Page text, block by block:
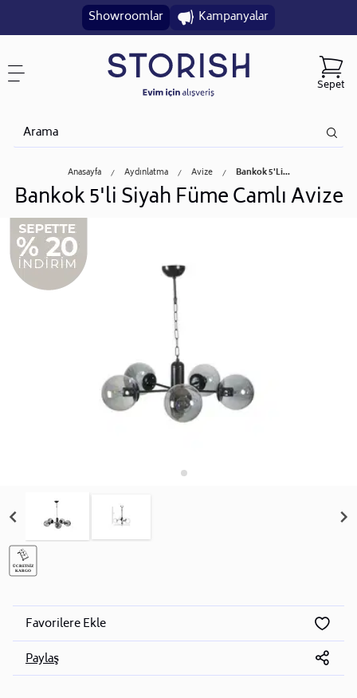
Showroomlar Kampanyalar
Sepet
Anasayfa Aydınlatma Avize Bankok 5'li...
Bankok 5'li Siyah Füme Camlı Avize
Favorilere Ekle
Paylaş